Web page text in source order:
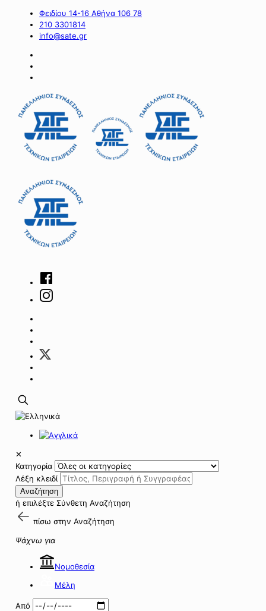
Φειδίου 14-16 Αθήνα 106 78
210 3301814
info@sate.gr
✕
Κατηγορία
Λέξη κλειδί
Αναζήτηση
ή επιλέξτε Σύνθετη Αναζήτηση
πίσω στην Αναζήτηση
Ψάχνω για
Νομοθεσία
Μέλη
Από